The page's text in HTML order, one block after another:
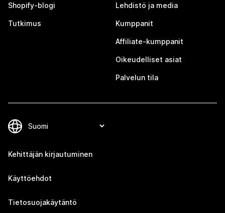
Shopify-blogi
Tutkimus
Lehdistö ja media
Kumppanit
Affiliate-kumppanit
Oikeudelliset asiat
Palvelun tila
Kehittäjän kirjautuminen
Käyttöehdot
Tietosuojakäytäntö